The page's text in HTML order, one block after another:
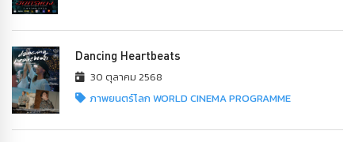
Dancing Heartbeats
30 ตุลาคม 2568
ภาพยนตร์โลก WORLD CINEMA PROGRAMME